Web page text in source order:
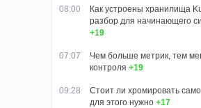
08:00
Как устроены хранилища
разбор для начинающего
+19
07:07
Чем больше метрик, тем
контроля +19
09:28
Стоит ли хромировать
для этого нужно +17